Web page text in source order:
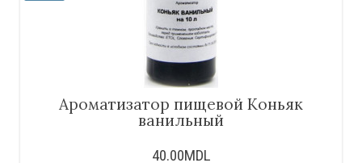
Ароматизатор пищевой Коньяк
ванильный
40.00MDL